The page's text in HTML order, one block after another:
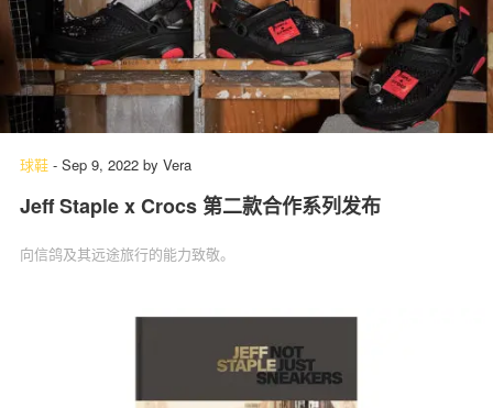
球鞋 - Sep 9, 2022 by Vera
Jeff Staple x Crocs 第二款合作系列发布
向信鸽及其远途旅行的能力致敬。